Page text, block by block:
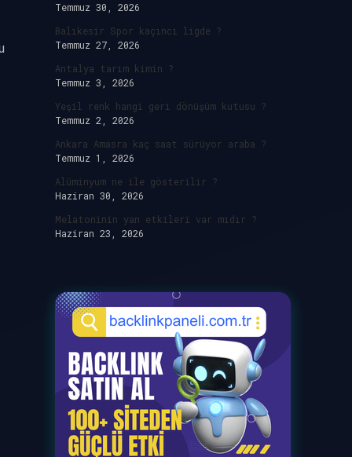
Temmuz 30, 2026
Balıkesir Spor kaçıncı ligde ?
Temmuz 27, 2026
Antalya tarım kimin ?
Temmuz 3, 2026
Yeşil renk hangi geri dönüşüm kutusu ?
Temmuz 2, 2026
Ankara Amasra kaç saat sürüyor araba ?
Temmuz 1, 2026
Alüminyum ne ile gösterilir ?
Haziran 30, 2026
Melatoninin yan etkileri var mıdır ?
Haziran 23, 2026